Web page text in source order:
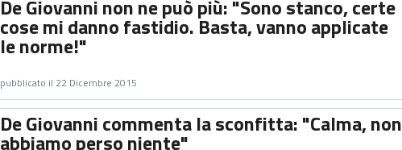
De Giovanni non ne può più: "Sono stanco, certe
cose mi danno fastidio. Basta, vanno applicate
le norme!"
pubblicato il 22 Dicembre 2015
De Giovanni commenta la sconfitta: "Calma, non
abbiamo perso niente"